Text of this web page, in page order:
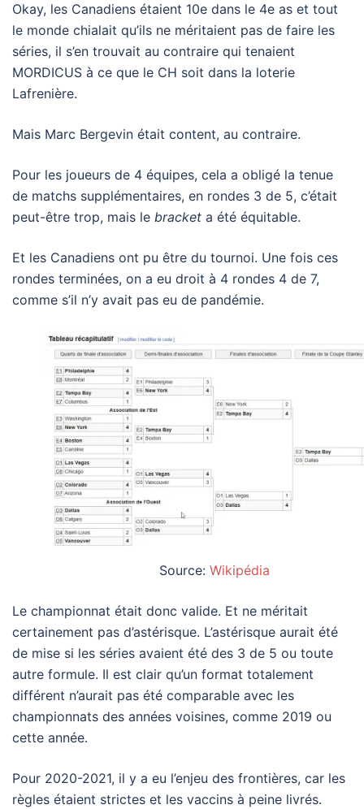
Okay, les Canadiens étaient 10e dans le 4e as et tout
le monde chialait qu’ils ne méritaient pas de faire les
séries, il s’en trouvait au contraire qui tenaient
MORDICUS à ce que le CH soit dans la loterie
Lafrenière.
Mais Marc Bergevin était content, au contraire.
Pour les joueurs de 4 équipes, cela a obligé la tenue
de matchs supplémentaires, en rondes 3 de 5, c’était
peut-être trop, mais le bracket a été équitable.
Et les Canadiens ont pu être du tournoi. Une fois ces
rondes terminées, on a eu droit à 4 rondes 4 de 7,
comme s’il n’y avait pas eu de pandémie.
Source: Wikipédia
Le championnat était donc valide. Et ne méritait
certainement pas d’astérisque. L’astérisque aurait été
de mise si les séries avaient été des 3 de 5 ou toute
autre formule. Il est clair qu’un format totalement
différent n’aurait pas été comparable avec les
championnats des années voisines, comme 2019 ou
cette année.
Pour 2020-2021, il y a eu l’enjeu des frontières, car les
règles étaient strictes et les vaccins à peine livrés.